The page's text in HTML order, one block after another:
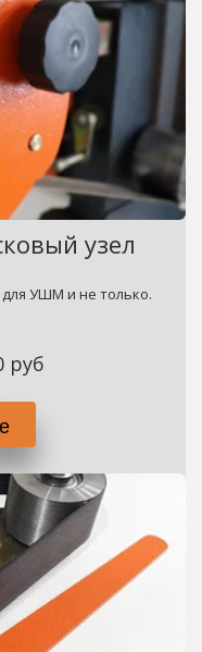
узел
УШМ и не только.
руб